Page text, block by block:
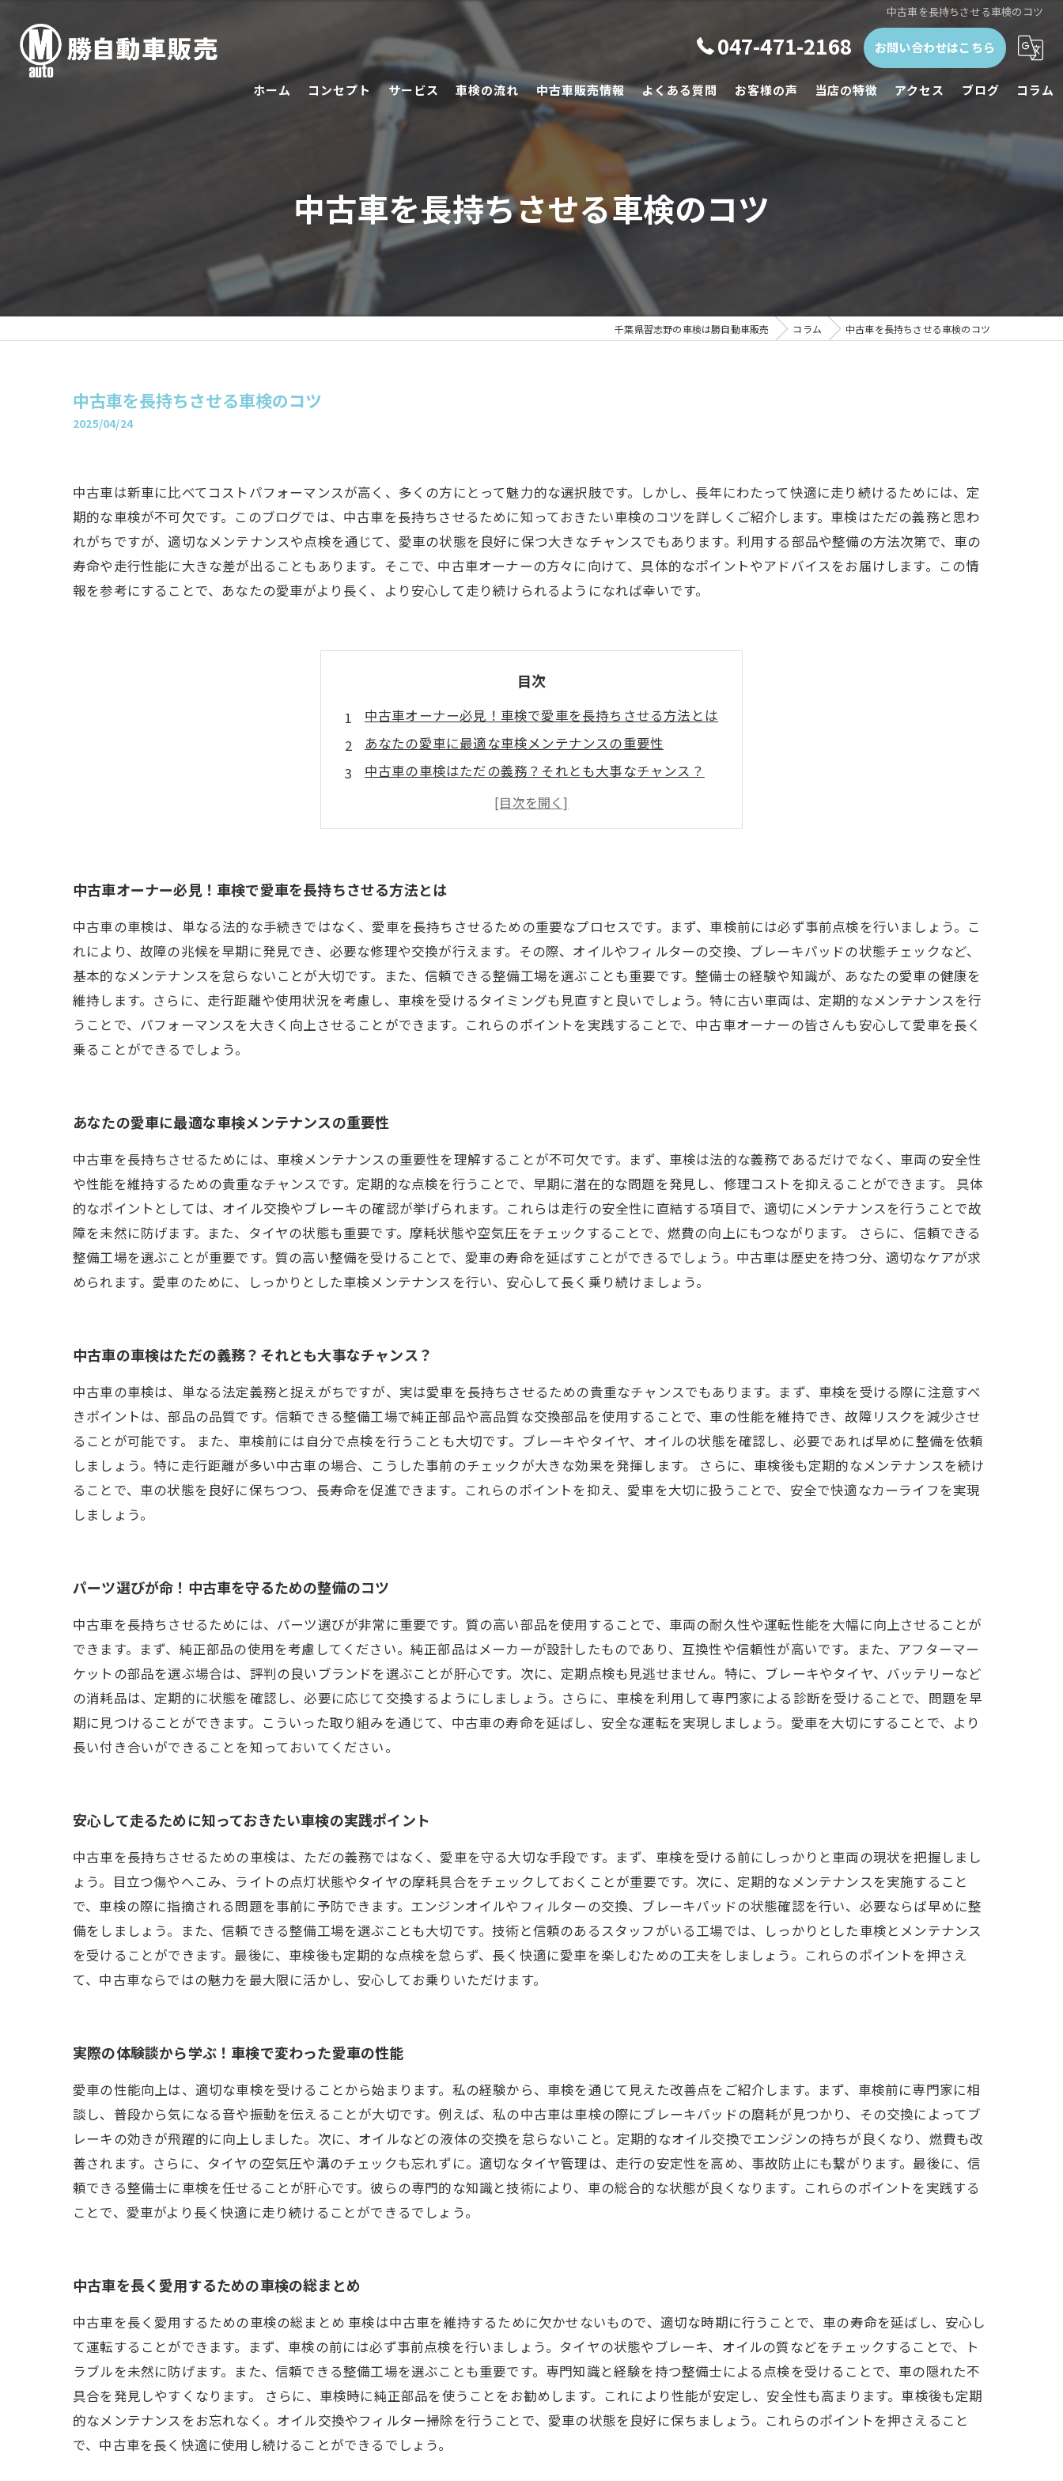
中古車を長持ちさせる車検のコツ
047-471-2168 お問い合わせはこちら
ホーム コンセプト サービス 車検の流れ 中古車販売情報 よくある質問 お客様の声 当店の特徴
鈑金塗装
廃車
アクセス ブログ コラム
中古車を長持ちさせる車検のコツ
千葉県習志野の車検は勝自動車販売 コラム 中古車を長持ちさせる車検のコツ
中古車を長持ちさせる車検のコツ
2025/04/24
中古車は新車に比べてコストパフォーマンスが高く、多くの方にとって魅力的な選択肢です。しかし、長年にわたって快適に走り続けるためには、定
期的な車検が不可欠です。このブログでは、中古車を長持ちさせるために知っておきたい車検のコツを詳しくご紹介します。車検はただの義務と思わ
れがちですが、適切なメンテナンスや点検を通じて、愛車の状態を良好に保つ大きなチャンスでもあります。利用する部品や整備の方法次第で、車の
寿命や走行性能に大きな差が出ることもあります。そこで、中古車オーナーの方々に向けて、具体的なポイントやアドバイスをお届けします。この情
報を参考にすることで、あなたの愛車がより長く、より安心して走り続けられるようになれば幸いです。
目次
中古車オーナー必見！車検で愛車を長持ちさせる方法とは
あなたの愛車に最適な車検メンテナンスの重要性
中古車の車検はただの義務？それとも大事なチャンス？
パーツ選びが命！中古車を守るための整備のコツ
安心して走るために知っておきたい車検の実践ポイント
中古車を長く愛用するための車検の総まとめ
中古車オーナー必見！車検で愛車を長持ちさせる方法とは
中古車の車検は、単なる法的な手続きではなく、愛車を長持ちさせるための重要なプロセスです。まず、車検前には必ず事前点検を行いましょう。こ
れにより、故障の兆候を早期に発見でき、必要な修理や交換が行えます。その際、オイルやフィルターの交換、ブレーキパッドの状態チェックなど、
基本的なメンテナンスを怠らないことが大切です。また、信頼できる整備工場を選ぶことも重要です。整備士の経験や知識が、あなたの愛車の健康を
維持します。さらに、走行距離や使用状況を考慮し、車検を受けるタイミングも見直すと良いでしょう。特に古い車両は、定期的なメンテナンスを行
うことで、パフォーマンスを大きく向上させることができます。これらのポイントを実践することで、中古車オーナーの皆さんも安心して愛車を長く
乗ることができるでしょう。
あなたの愛車に最適な車検メンテナンスの重要性
中古車を長持ちさせるためには、車検メンテナンスの重要性を理解することが不可欠です。まず、車検は法的な義務であるだけでなく、車両の安全性
や性能を維持するための貴重なチャンスです。定期的な点検を行うことで、早期に潜在的な問題を発見し、修理コストを抑えることができます。 具体
的なポイントとしては、オイル交換やブレーキの確認が挙げられます。これらは走行の安全性に直結する項目で、適切にメンテナンスを行うことで故
障を未然に防げます。また、タイヤの状態も重要です。摩耗状態や空気圧をチェックすることで、燃費の向上にもつながります。 さらに、信頼できる
整備工場を選ぶことが重要です。質の高い整備を受けることで、愛車の寿命を延ばすことができるでしょう。中古車は歴史を持つ分、適切なケアが求
められます。愛車のために、しっかりとした車検メンテナンスを行い、安心して長く乗り続けましょう。
中古車の車検はただの義務？それとも大事なチャンス？
中古車の車検は、単なる法定義務と捉えがちですが、実は愛車を長持ちさせるための貴重なチャンスでもあります。まず、車検を受ける際に注意すべ
きポイントは、部品の品質です。信頼できる整備工場で純正部品や高品質な交換部品を使用することで、車の性能を維持でき、故障リスクを減少させ
ることが可能です。 また、車検前には自分で点検を行うことも大切です。ブレーキやタイヤ、オイルの状態を確認し、必要であれば早めに整備を依頼
しましょう。特に走行距離が多い中古車の場合、こうした事前のチェックが大きな効果を発揮します。 さらに、車検後も定期的なメンテナンスを続け
ることで、車の状態を良好に保ちつつ、長寿命を促進できます。これらのポイントを抑え、愛車を大切に扱うことで、安全で快適なカーライフを実現
しましょう。
パーツ選びが命！中古車を守るための整備のコツ
中古車を長持ちさせるためには、パーツ選びが非常に重要です。質の高い部品を使用することで、車両の耐久性や運転性能を大幅に向上させることが
できます。まず、純正部品の使用を考慮してください。純正部品はメーカーが設計したものであり、互換性や信頼性が高いです。また、アフターマー
ケットの部品を選ぶ場合は、評判の良いブランドを選ぶことが肝心です。次に、定期点検も見逃せません。特に、ブレーキやタイヤ、バッテリーなど
の消耗品は、定期的に状態を確認し、必要に応じて交換するようにしましょう。さらに、車検を利用して専門家による診断を受けることで、問題を早
期に見つけることができます。こういった取り組みを通じて、中古車の寿命を延ばし、安全な運転を実現しましょう。愛車を大切にすることで、より
長い付き合いができることを知っておいてください。
安心して走るために知っておきたい車検の実践ポイント
中古車を長持ちさせるための車検は、ただの義務ではなく、愛車を守る大切な手段です。まず、車検を受ける前にしっかりと車両の現状を把握しまし
ょう。目立つ傷やへこみ、ライトの点灯状態やタイヤの摩耗具合をチェックしておくことが重要です。次に、定期的なメンテナンスを実施すること
で、車検の際に指摘される問題を事前に予防できます。エンジンオイルやフィルターの交換、ブレーキパッドの状態確認を行い、必要ならば早めに整
備をしましょう。また、信頼できる整備工場を選ぶことも大切です。技術と信頼のあるスタッフがいる工場では、しっかりとした車検とメンテナンス
を受けることができます。最後に、車検後も定期的な点検を怠らず、長く快適に愛車を楽しむための工夫をしましょう。これらのポイントを押さえ
て、中古車ならではの魅力を最大限に活かし、安心してお乗りいただけます。
実際の体験談から学ぶ！車検で変わった愛車の性能
愛車の性能向上は、適切な車検を受けることから始まります。私の経験から、車検を通じて見えた改善点をご紹介します。まず、車検前に専門家に相
談し、普段から気になる音や振動を伝えることが大切です。例えば、私の中古車は車検の際にブレーキパッドの磨耗が見つかり、その交換によってブ
レーキの効きが飛躍的に向上しました。次に、オイルなどの液体の交換を怠らないこと。定期的なオイル交換でエンジンの持ちが良くなり、燃費も改
善されます。さらに、タイヤの空気圧や溝のチェックも忘れずに。適切なタイヤ管理は、走行の安定性を高め、事故防止にも繋がります。最後に、信
頼できる整備士に車検を任せることが肝心です。彼らの専門的な知識と技術により、車の総合的な状態が良くなります。これらのポイントを実践する
ことで、愛車がより長く快適に走り続けることができるでしょう。
中古車を長く愛用するための車検の総まとめ
中古車を長く愛用するための車検の総まとめ 車検は中古車を維持するために欠かせないもので、適切な時期に行うことで、車の寿命を延ばし、安心し
て運転することができます。まず、車検の前には必ず事前点検を行いましょう。タイヤの状態やブレーキ、オイルの質などをチェックすることで、ト
ラブルを未然に防げます。また、信頼できる整備工場を選ぶことも重要です。専門知識と経験を持つ整備士による点検を受けることで、車の隠れた不
具合を発見しやすくなります。 さらに、車検時に純正部品を使うことをお勧めします。これにより性能が安定し、安全性も高まります。車検後も定期
的なメンテナンスをお忘れなく。オイル交換やフィルター掃除を行うことで、愛車の状態を良好に保ちましょう。これらのポイントを押さえること
で、中古車を長く快適に使用し続けることができるでしょう。